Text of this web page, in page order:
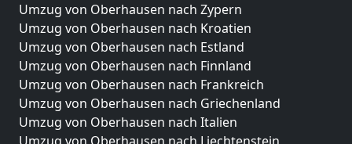
Umzug von Oberhausen nach Zypern
Umzug von Oberhausen nach Kroatien
Umzug von Oberhausen nach Estland
Umzug von Oberhausen nach Finnland
Umzug von Oberhausen nach Frankreich
Umzug von Oberhausen nach Griechenland
Umzug von Oberhausen nach Italien